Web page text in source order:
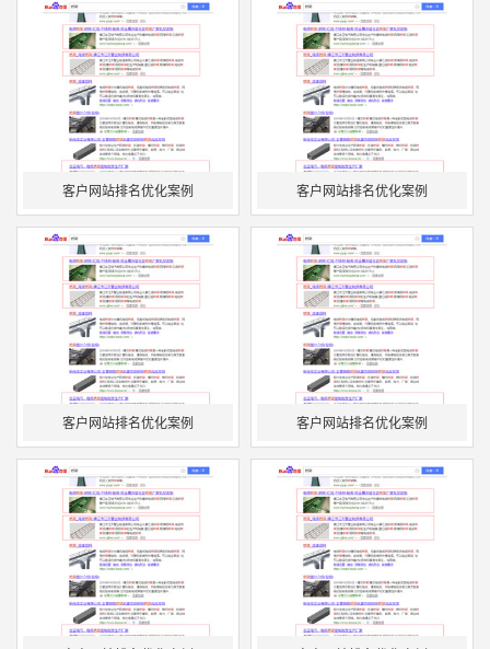
客户网站排名优化案例 客户网站排名优化案例
客户网站排名优化案例 客户网站排名优化案例